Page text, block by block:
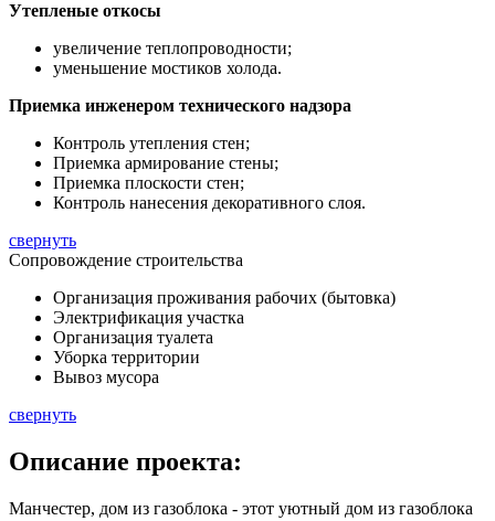
Утепленые откосы
увеличение теплопроводности;
уменьшение мостиков холода.
Приемка инженером технического надзора
Контроль утепления стен;
Приемка армирование стены;
Приемка плоскости стен;
Контроль нанесения декоративного слоя.
свернуть
Сопровождение строительства
Организация проживания рабочих (бытовка)
Электрификация участка
Организация туалета
Уборка территории
Вывоз мусора
свернуть
Описание проекта:
Манчестер, дом из газоблока - этот уютный дом из газоблока